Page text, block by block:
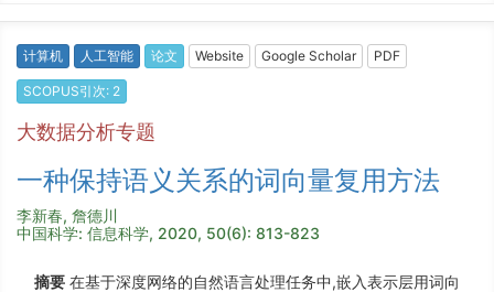
计算机 人工智能 论文 Website Google Scholar PDF
SCOPUS引次: 2
大数据分析专题
一种保持语义关系的词向量复用方法
李新春, 詹德川
中国科学: 信息科学, 2020, 50(6): 813-823
摘要 在基于深度网络的自然语言处理任务中,嵌入表示层用词向